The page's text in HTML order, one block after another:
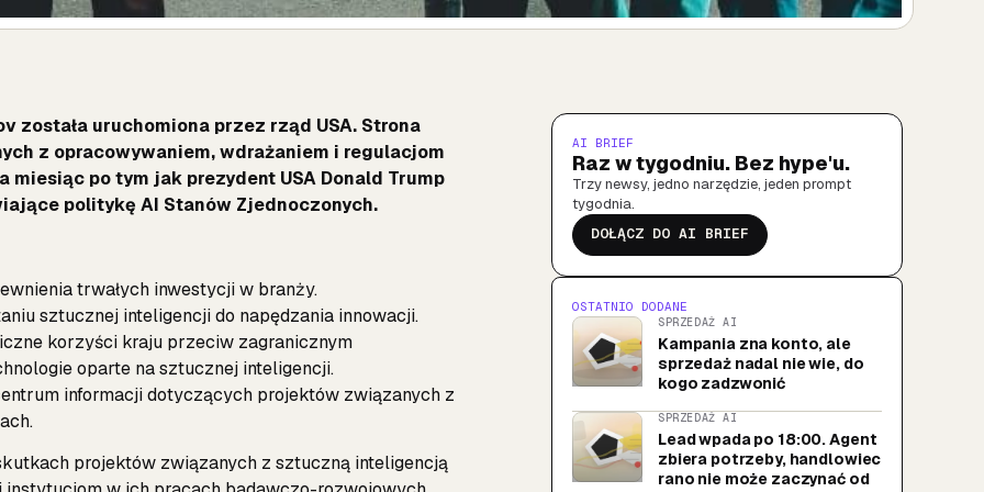
uruchomiona przez rząd USA. Strona
z opracowywaniem, wdrażaniem i regulacjom
po tym jak prezydent USA Donald Trump
politykę AI Stanów Zjednoczonych.
trwałych inwestycji w branży.
sztucznej inteligencji do napędzania innowacji.
korzyści kraju przeciw zagranicznym
oparte na sztucznej inteligencji.
informacji dotyczących projektów związanych z
projektów związanych z sztuczną inteligencją
AI BRIEF
Raz w tygodniu. Bez hype'u.
Trzy newsy, jedno narzędzie, jeden prompt
tygodnia.
DOŁĄCZ DO AI BRIEF
OSTATNIO DODANE
SPRZEDAŻ AI
Kampania zna konto, ale
sprzedaż nadal nie wie, do
kogo zadzwonić
SPRZEDAŻ AI
Lead wpada po 18:00. Agent
zbiera potrzeby, handlowiec
rano nie może zaczynać od